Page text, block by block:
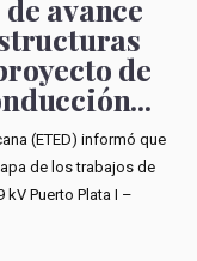
de avance
de
(ETED) informó que
de los trabajos de
Puerto Plata I –